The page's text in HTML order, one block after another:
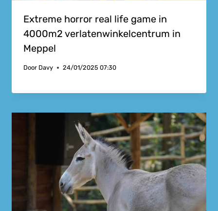
Extreme horror real life game in
4000m2 verlatenwinkelcentrum in
Meppel
Door Davy 24/01/2025 07:30